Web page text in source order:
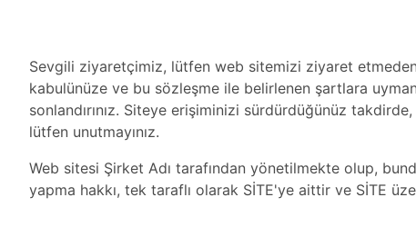
Sevgili ziyaretçimiz, lütfen web sitemizi ziyaret
kabulünüze ve bu sözleşme ile belirlenen şartlara
sonlandırınız. Siteye erişiminizi sürdürdüğünüz
lütfen unutmayınız.
Web sitesi Şirket Adı tarafından yönetilmekte olup,
yapma hakkı, tek taraflı olarak SİTE'ye aittir ve SİTE